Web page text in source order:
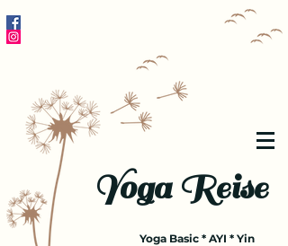
Yoga Reise
Yoga Basic * AYI * Yin